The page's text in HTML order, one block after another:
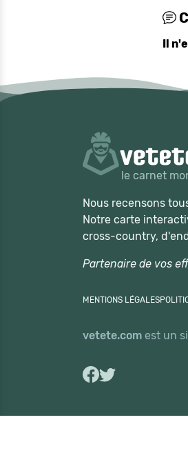
Il
le carnet
Nous recensons
Notre carte
cross-country,
Partenaire de vos
MENTIONS LÉGALES
vetete.com est un